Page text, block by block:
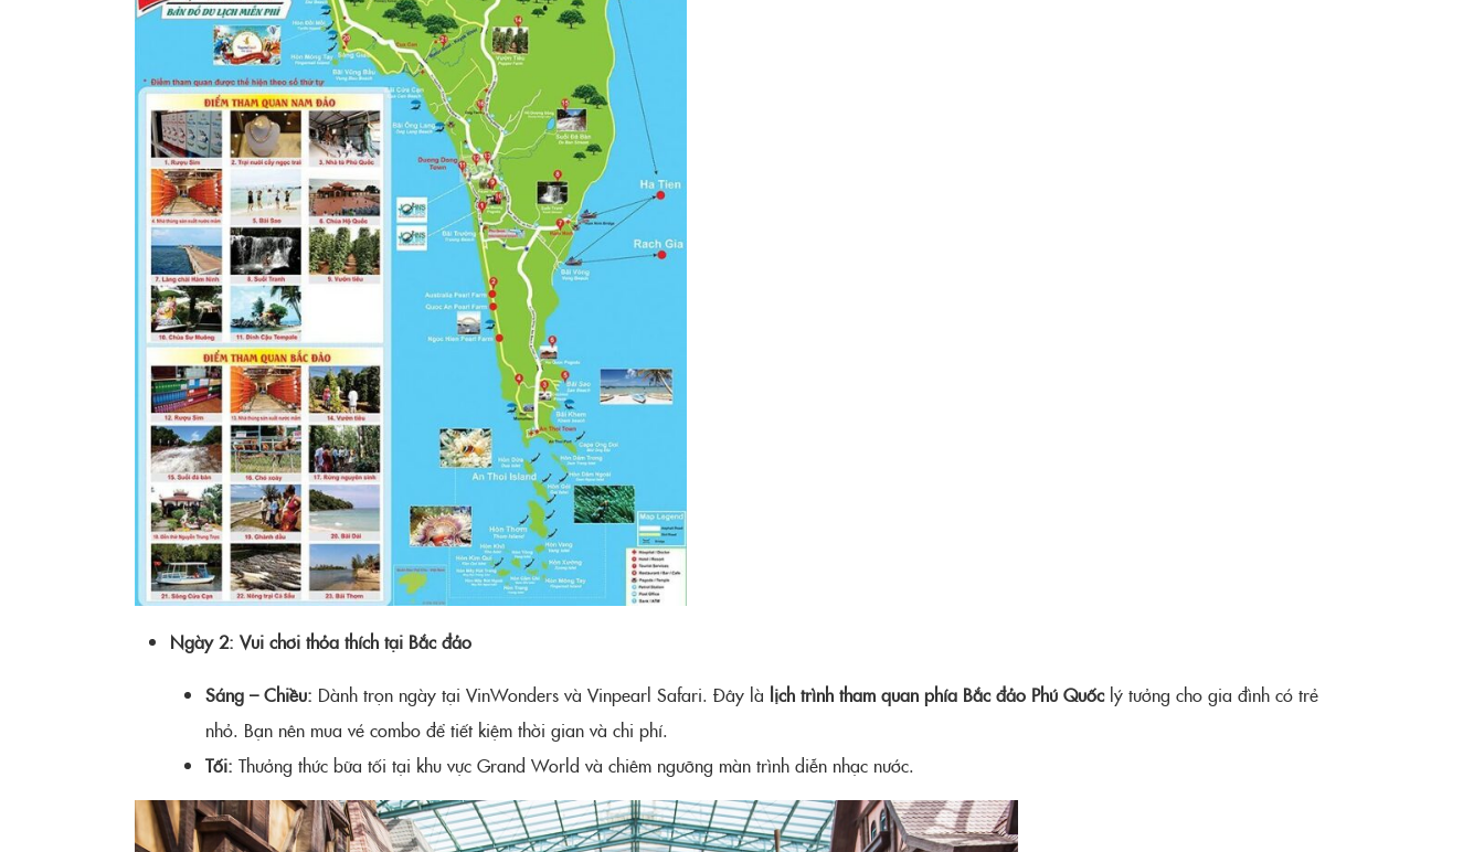
Ngày 2: Vui chơi thỏa thích tại Bắc đảo
Sáng – Chiều: Dành trọn ngày tại VinWonders và Vinpearl Safari. Đây là lịch trình tham quan phía Bắc đảo Phú Quốclý tưởng cho gia đình có trẻ
nhỏ. Bạn nên mua vé combo để tiết kiệm thời gian và chi phí.
Tối: Thưởng thức bữa tối tại khu vực Grand World và chiêm ngưỡng màn trình diễn nhạc nước.